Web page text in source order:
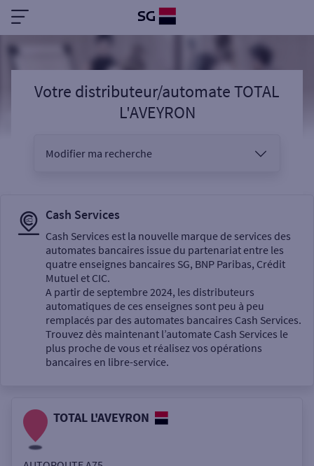
Votre distributeur/automate TOTAL
L'AVEYRON
Modifier ma recherche
Sélectionnez votre recherche
Un service
Autour de moi
Cash Services
Cash Services est la nouvelle marque de services des
automates bancaires issue du partenariat entre les
quatre enseignes bancaires SG, BNP Paribas, Crédit
Mutuel et CIC.
A partir de septembre 2024, les distributeurs
automatiques de ces enseignes sont peu à peu
remplacés par des automates bancaires Cash Services.
Trouvez dès maintenant l’automate Cash Services le
plus proche de vous et réalisez vos opérations
bancaires en libre-service.
TOTAL L'AVEYRON